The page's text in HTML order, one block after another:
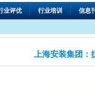
业评优 行业培训 信息
上海安装集团